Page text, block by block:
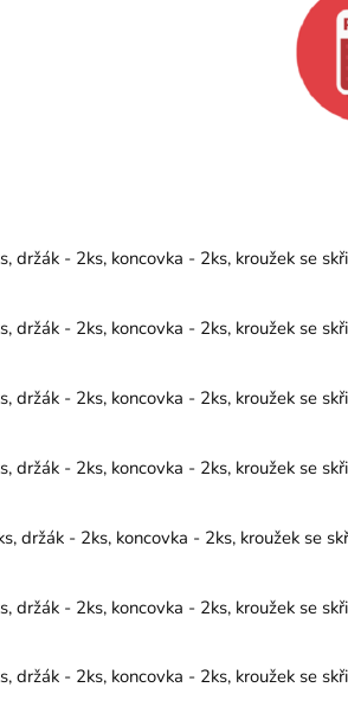
- 2ks, koncovka - 2ks, kroužek se
- 2ks, koncovka - 2ks, kroužek se
- 2ks, koncovka - 2ks, kroužek se
- 2ks, koncovka - 2ks, kroužek se
- 2ks, koncovka - 2ks, kroužek se
- 2ks, koncovka - 2ks, kroužek se
- 2ks, koncovka - 2ks, kroužek se